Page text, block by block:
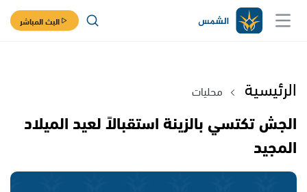
البث المباشر
الرئيسية محليات
الجش تكتسي بالزينة استقبالاً لعيد الميلاد
المجيد